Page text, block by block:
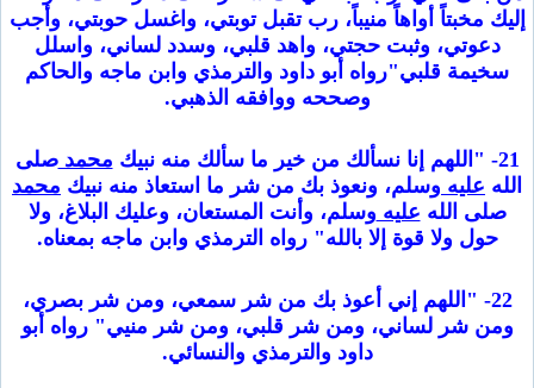
إليك مخبتاً أواهاً منيباً، رب تقبل توبتي، واغسل حوبتي، وأجب
دعوتي، وثبت حجتي، واهد قلبي، وسدد لساني، واسلل
سخيمة قلبي"رواه أبو داود والترمذي وابن ماجه والحاكم
وصححه ووافقه الذهبي.
21- "اللهم إنا نسألك من خير ما سألك منه نبيك محمدصلى
الله عليه وسلم، ونعوذ بك من شر ما استعاذ منه نبيك محمد
صلى الله عليه وسلم، وأنت المستعان، وعليك البلاغ، ولا
حول ولا قوة إلا بالله" رواه الترمذي وابن ماجه بمعناه.
22- "اللهم إني أعوذ بك من شر سمعي، ومن شر بصري،
ومن شر لساني، ومن شر قلبي، ومن شر منيي" رواه أبو
داود والترمذي والنسائي.